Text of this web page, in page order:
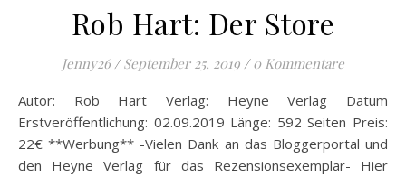
Rob Hart: Der Store
Jenny26 / September 25, 2019 / 0 Kommentare
Autor: Rob Hart Verlag: Heyne Verlag Datum
Erstveröffentlichung: 02.09.2019 Länge: 592 Seiten Preis:
22€ **Werbung** -Vielen Dank an das Bloggerportal und
den Heyne Verlag für das Rezensionsexemplar- Hier